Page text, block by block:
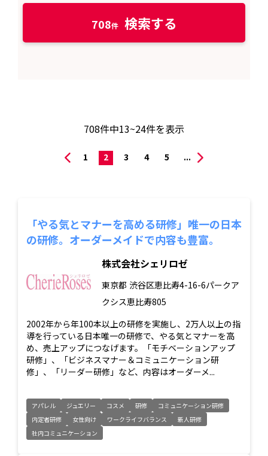
708 検索する
708件中13~24件を表示
1 2 3 4 5 ...
「やる気とマナーを高める研修」唯一の日本
の研修。オーダーメイドで内容も豊富。
株式会社シェリロゼ
東京都 渋谷区恵比寿4-16-6パークア
クシス恵比寿805
2002年から年100本以上の研修を実施し、2万人以上の指
導を行っている日本唯一の研修で、やる気とマナーを高
め、売上アップにつなげます。「モチベーションアップ
研修」、「ビジネスマナー＆コミュニケーション研
修」、「リーダー研修」など、内容はオーダーメ...
アパレル ジュエリー コスメ 研修
コミュニケーション研修
内定者研修
女性向け ワークライフバランス
新人研修
社内コミュニケーション